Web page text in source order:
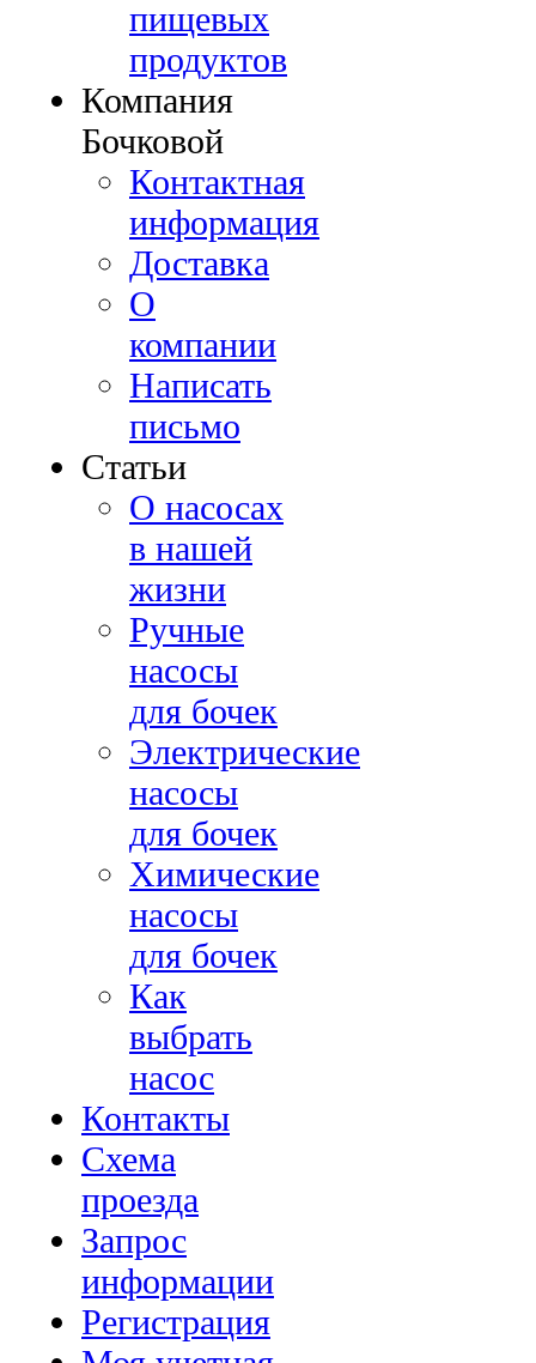
пищевых
продуктов
Компания
Бочковой
Контактная
информация
Доставка
О
компании
Написать
письмо
Cтатьи
О насосах
в нашей
жизни
Ручные
насосы
для бочек
Электрические
насосы
для бочек
Химические
насосы
для бочек
Как
выбрать
насос
Контакты
Схема
проезда
Запрос
информации
Регистрация